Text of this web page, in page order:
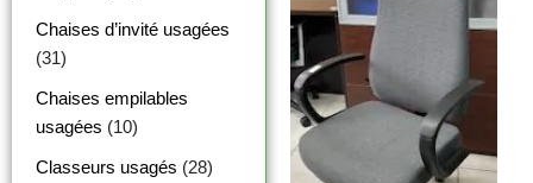
Chaises d’invité usagées
(31)
Chaises empilables
usagées (10)
Classeurs usagés (28)